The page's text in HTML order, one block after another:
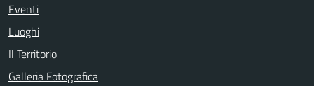
Eventi
Luoghi
Il Territorio
Galleria Fotografica